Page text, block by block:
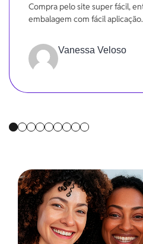
Compra pelo site super fácil,
embalagem com fácil aplicação.
Vanessa Veloso